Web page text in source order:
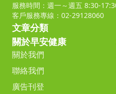
服務時間：週一～週五 8:30-
客戶服務專線：02-29128060
文章分類
關於早安健康
關於我們
聯絡我們
廣告刊登